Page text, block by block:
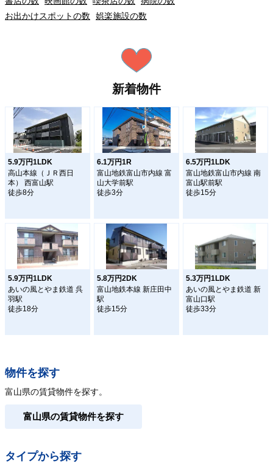
お出かけスポットの数
娯楽施設の数
新着物件
5.9万円1LDK
高山本線（ＪＲ西日
本） 西富山駅
徒歩8分
6.1万円1R
富山地鉄富山市内線 富
山大学前駅
徒歩3分
6.5万円1LDK
富山地鉄富山市内線 南
富山駅前駅
徒歩15分
5.9万円1LDK
あいの風とやま鉄道 呉
羽駅
徒歩18分
5.8万円2DK
富山地鉄本線 新庄田中
駅
徒歩15分
5.3万円1LDK
あいの風とやま鉄道 新
富山口駅
徒歩33分
物件を探す
富山県の賃貸物件を探す。
富山県の賃貸物件を探す
タイプから探す